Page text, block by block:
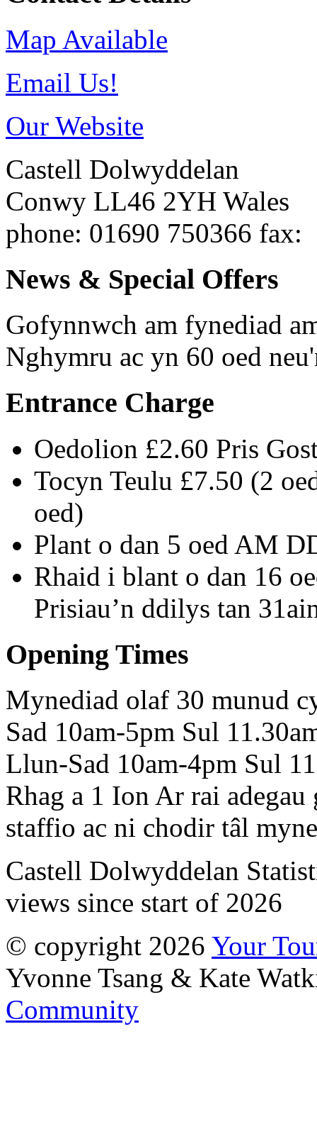
Map Available
Email Us!
Our Website
Castell Dolwyddelan
Conwy LL46 2YH Wales
phone: 01690 750366 fax:
News & Special Offers
Gofynnwch am fynediad
Nghymru ac yn 60 oed
Entrance Charge
Oedolion £2.60 Pris
Tocyn Teulu £7.50 (2
oed)
Plant o dan 5 oed AM
Rhaid i blant o dan 16
Prisiau’n ddilys tan
Opening Times
Mynediad olaf 30 munud
Sad 10am-5pm Sul
Llun-Sad 10am-4pm Sul
Rhag a 1 Ion Ar rai
staffio ac ni chodir tâl
Castell Dolwyddelan
views since start of 2026
© copyright 2026 Your
Yvonne Tsang & Kate
Community